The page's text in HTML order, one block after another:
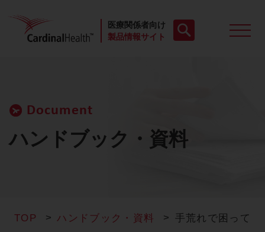
医療関係者向け
製品情報サイト
Document
ハンドブック・資料
TOP ハンドブック・資料 手荒れで困って